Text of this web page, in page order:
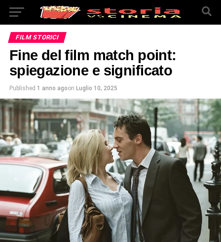
FILM STORICI
Fine del film match point:
spiegazione e significato
Published 1 anno agoon Luglio 10, 2025